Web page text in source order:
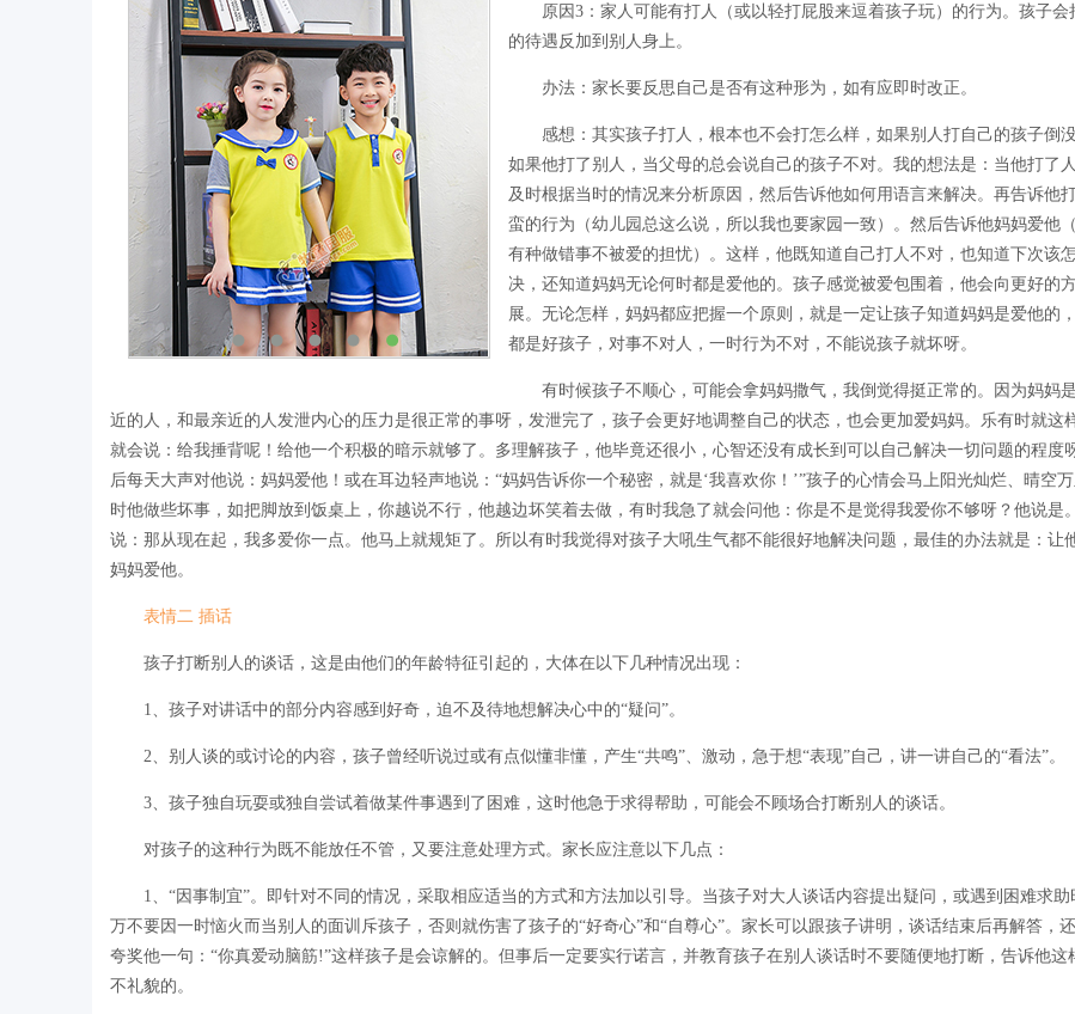
原因3：家人可能有打人（或以轻打屁股来逗着孩子玩）的行为。孩子会
的待遇反加到别人身上。
办法：家长要反思自己是否有这种形为，如有应即时改正。
感想：其实孩子打人，根本也不会打怎么样，如果别人打自己的孩子倒没
如果他打了别人，当父母的总会说自己的孩子不对。我的想法是：当他打了
及时根据当时的情况来分析原因，然后告诉他如何用语言来解决。再告诉他
蛮的行为（幼儿园总这么说，所以我也要家园一致）。然后告诉他妈妈爱他
有种做错事不被爱的担忧）。这样，他既知道自己打人不对，也知道下次该
决，还知道妈妈无论何时都是爱他的。孩子感觉被爱包围着，他会向更好的
展。无论怎样，妈妈都应把握一个原则，就是一定让孩子知道妈妈是爱他的
都是好孩子，对事不对人，一时行为不对，不能说孩子就坏呀。
有时候孩子不顺心，可能会拿妈妈撒气，我倒觉得挺正常的。因为妈妈
近的人，和最亲近的人发泄内心的压力是很正常的事呀，发泄完了，孩子会更好地调整自己的状态，也会更加爱妈妈。乐有时就这
就会说：给我捶背呢！给他一个积极的暗示就够了。多理解孩子，他毕竟还很小，心智还没有成长到可以自己解决一切问题的程度
后每天大声对他说：妈妈爱他！或在耳边轻声地说：“妈妈告诉你一个秘密，就是‘我喜欢你！’”孩子的心情会马上阳光灿烂、晴空
时他做些坏事，如把脚放到饭桌上，你越说不行，他越边坏笑着去做，有时我急了就会问他：你是不是觉得我爱你不够呀？他说是
说：那从现在起，我多爱你一点。他马上就规矩了。所以有时我觉得对孩子大吼生气都不能很好地解决问题，最佳的办法就是：让
妈妈爱他。
表情二 插话
孩子打断别人的谈话，这是由他们的年龄特征引起的，大体在以下几种情况出现：
1、孩子对讲话中的部分内容感到好奇，迫不及待地想解决心中的“疑问”。
2、别人谈的或讨论的内容，孩子曾经听说过或有点似懂非懂，产生“共鸣”、激动，急于想“表现”自己，讲一讲自己的“看法”。
3、孩子独自玩耍或独自尝试着做某件事遇到了困难，这时他急于求得帮助，可能会不顾场合打断别人的谈话。
对孩子的这种行为既不能放任不管，又要注意处理方式。家长应注意以下几点：
1、“因事制宜”。即针对不同的情况，采取相应适当的方式和方法加以引导。当孩子对大人谈话内容提出疑问，或遇到困难求助
万不要因一时恼火而当别人的面训斥孩子，否则就伤害了孩子的“好奇心”和“自尊心”。家长可以跟孩子讲明，谈话结束后再解答，
夸奖他一句：“你真爱动脑筋!”这样孩子是会谅解的。但事后一定要实行诺言，并教育孩子在别人谈话时不要随便地打断，告诉他这
不礼貌的。